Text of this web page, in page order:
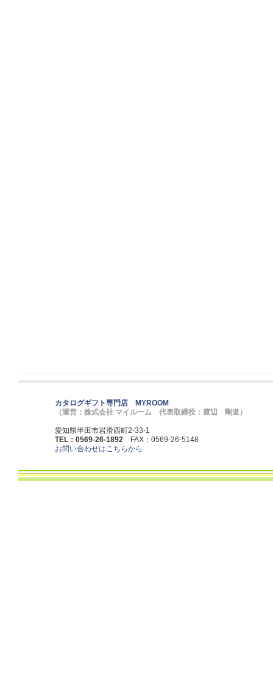
カタログギフト専門店 MYROOM
（運営：株式会社 マイルーム 代表取締役：渡辺 剛道）
愛知県半田市岩滑西町2-33-1
TEL：0569-26-1892 FAX：0569-26-5148
お問い合わせはこちらから